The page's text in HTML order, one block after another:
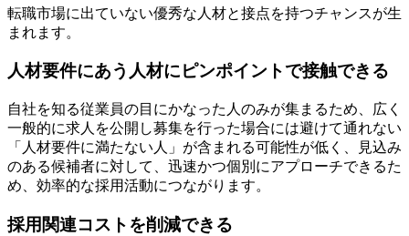
転職市場に出ていない優秀な人材と接点を持つチャンスが生
まれます。
人材要件にあう人材にピンポイントで接触できる
自社を知る従業員の目にかなった人のみが集まるため、広く
一般的に求人を公開し募集を行った場合には避けて通れない
「人材要件に満たない人」が含まれる可能性が低く、見込み
のある候補者に対して、迅速かつ個別にアプローチできるた
め、効率的な採用活動につながります。
採用関連コストを削減できる